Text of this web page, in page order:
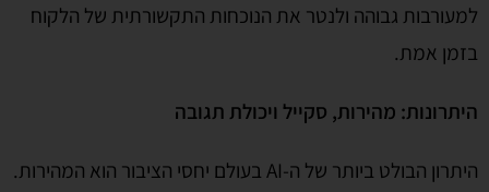
למעורבות גבוהה ולנטר את הנוכחות התקשורתית של הלקוח
בזמן אמת.
היתרונות: מהירות, סקייל ויכולת תגובה
היתרון הבולט ביותר של ה-AI בעולם יחסי הציבור הוא המהירות.